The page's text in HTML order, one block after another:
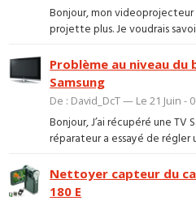
Bonjour, mon videoprojecteur
projette plus. Je voudrais
Problème au niveau du
Samsung
De : David_DcT — Le 21 Juin
Bonjour, J’ai récupéré une TV
réparateur a essayé de régler
Nettoyer capteur du
180 E